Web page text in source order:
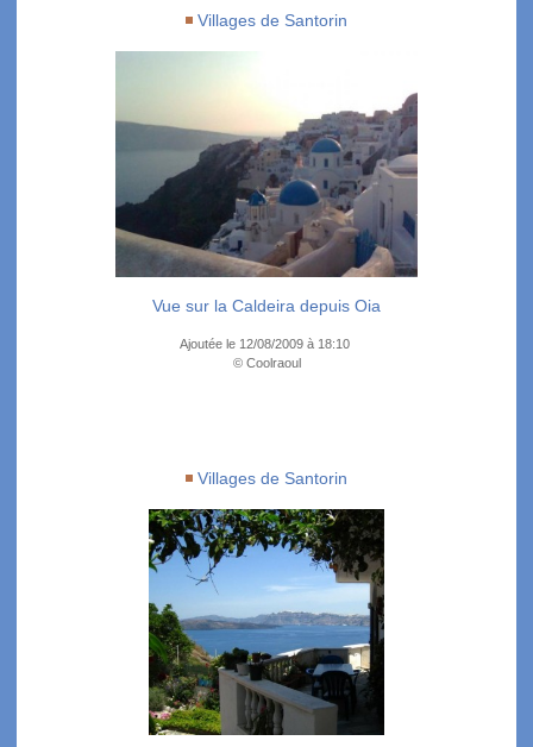
Villages de Santorin
Vue sur la Caldeira depuis Oia
Ajoutée le 12/08/2009 à 18:10
© Coolraoul
Villages de Santorin